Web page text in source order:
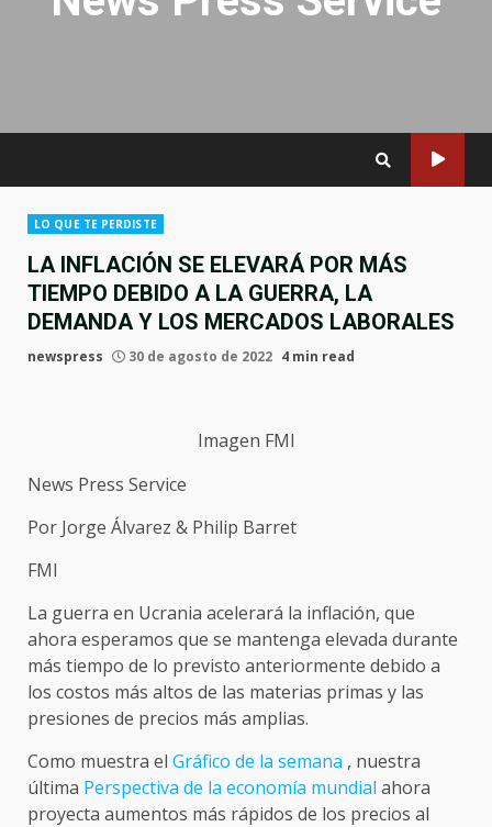
LO QUE TE PERDISTE
LA INFLACIÓN SE ELEVARÁ POR MÁS
TIEMPO DEBIDO A LA GUERRA, LA
DEMANDA Y LOS MERCADOS LABORALES
newspress 30 de agosto de 2022 4 min read
Imagen FMI
News Press Service
Por Jorge Álvarez & Philip Barret
FMI
La guerra en Ucrania acelerará la inflación, que
ahora esperamos que se mantenga elevada durante
más tiempo de lo previsto anteriormente debido a
los costos más altos de las materias primas y las
presiones de precios más amplias.
Como muestra el Gráfico de la semana , nuestra
última Perspectiva de la economía mundial ahora
proyecta aumentos más rápidos de los precios al